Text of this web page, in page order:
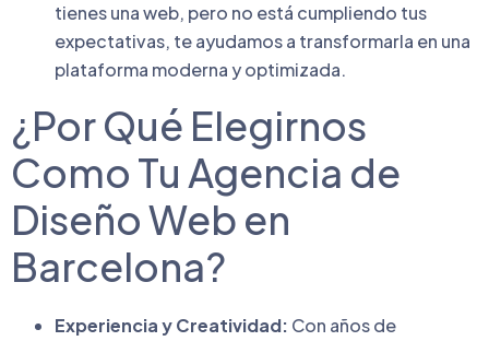
tienes una web, pero no está cumpliendo tus
expectativas, te ayudamos a transformarla en una
plataforma moderna y optimizada.
¿Por Qué Elegirnos
Como Tu Agencia de
Diseño Web en
Barcelona?
Experiencia y Creatividad: Con años de